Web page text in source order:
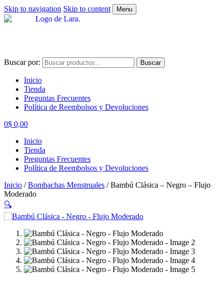
Skip to navigation Skip to content Menu
Buscar por: Buscar
Inicio
Tienda
Preguntas Frecuentes
Política de Reembolsos y Devoluciones
0$ 0,00
Inicio
Tienda
Preguntas Frecuentes
Política de Reembolsos y Devoluciones
Inicio /Bombachas Menstruales /Bambú Clásica – Negro – Flujo
Moderado
🔍